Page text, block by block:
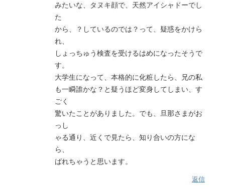
みたいな、タヌキ顔で、天然アイシャドーでし
た
から、？しているのでは？って、疑惑をかけら
れ、
しょっちゅう検査を受けるはめになったそうで
す。
大学生になって、本格的に化粧したら、兄の私
も一瞬誰かな？と疑うほど変身してしまい、す
ごく
驚いたことがありました。でも、旦那さまがお
っし
ゃる通り、近くで見たら、知り合いの方にな
ら、
ばれちゃうと思います。
返信